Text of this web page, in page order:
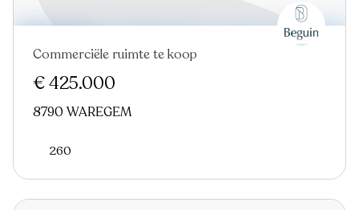
Nieuw
Commerciële ruimte te koop
€ 425.000
8790 WAREGEM
260